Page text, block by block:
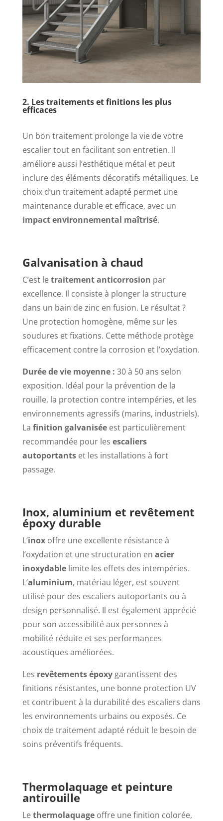
2. Les traitements et finitions les plus
efficaces
Un bon traitement prolonge la vie de votre
escalier tout en facilitant son entretien. Il
améliore aussi l’esthétique métal et peut
inclure des éléments décoratifs métalliques. Le
choix d’un traitement adapté permet une
maintenance durable et efficace, avec un
impact environnemental maîtrisé.
Galvanisation à chaud
C’est letraitement anticorrosion par
excellence. Il consiste à plonger la structure
dans un bain de zinc en fusion. Le résultat ?
Une protection homogène, même sur les
soudures et fixations. Cette méthode protège
efficacement contre la corrosion et l’oxydation.
Durée de vie moyenne : 30 à 50 ans selon
exposition. Idéal pour la prévention de la
rouille, la protection contre intempéries, et les
environnements agressifs (marins, industriels).
La finition galvaniséeest particulièrement
recommandée pour les escaliers
autoportantset les installations à fort
passage.
Inox, aluminium et revêtement
époxy durable
L’inoxoffre une excellente résistance à
l’oxydation et une structuration en acier
inoxydablelimite les effets des intempéries.
L’aluminium, matériau léger, est souvent
utilisé pour des escaliers autoportants ou à
design personnalisé. Il est également apprécié
pour son accessibilité aux personnes à
mobilité réduite et ses performances
acoustiques améliorées.
Les revêtements époxygarantissent des
finitions résistantes, une bonne protection UV
et contribuent à la durabilité des escaliers dans
les environnements urbains ou exposés. Ce
choix de traitement adapté réduit le besoin de
soins préventifs fréquents.
Thermolaquage et peinture
antirouille
Lethermolaquageoffre une finition colorée,